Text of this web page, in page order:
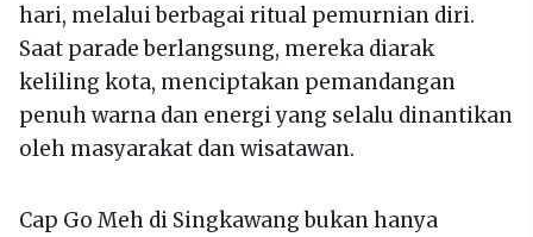
hari, melalui berbagai ritual pemurnian diri.
Saat parade berlangsung, mereka diarak
keliling kota, menciptakan pemandangan
penuh warna dan energi yang selalu dinantikan
oleh masyarakat dan wisatawan.
Cap Go Meh di Singkawang bukan hanya